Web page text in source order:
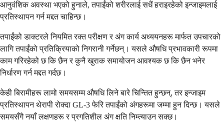
आनुवंशिक अवस्था भएको हुनाले, तपाईंको शरीरलाई सधैं हराइरहेको इन्जाइमलाई
प्रतिस्थापन गर्न मद्दत चाहिन्छ।
तपाईंको डाक्टरले नियमित रक्त परीक्षण र अंग कार्य अध्ययनहरू मार्फत उपचारको
लागि तपाईंको प्रतिक्रियाको निगरानी गर्नेछन्। यसले औषधि प्रभावकारी रूपमा
काम गरिरहेको छ कि छैन र कुनै खुराक समायोजन आवश्यक छ कि छैन भनेर
निर्धारण गर्न मद्दत गर्दछ।
केही बिरामीहरू लामो समयसम्म औषधि लिने बारे चिन्तित हुन्छन्, तर इन्जाइम
प्रतिस्थापन थेरापी रोक्दा GL-3 फेरि तपाईंको अंगहरूमा जम्मा हुन दिन्छ। यसले
समयसँगै नयाँ लक्षणहरू र प्रगतिशील अंग क्षति निम्त्याउन सक्छ।